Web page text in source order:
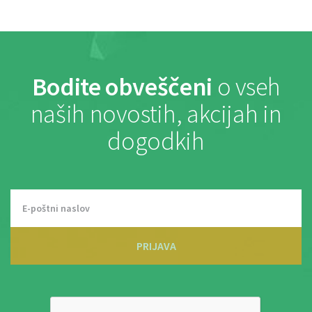
Bodite obveščeni o vseh
naših novostih, akcijah in
dogodkih
PRIJAVA